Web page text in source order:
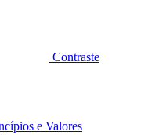
Contraste
e Valores